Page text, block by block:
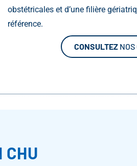
obstétricales et d’une filière
référence.
CONSULTEZNOS
CHU